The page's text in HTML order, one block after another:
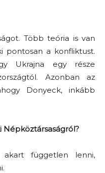
Több teória is van
pontosan a konfliktust.
Ukrajna egy része
Azonban az
Donyeck, inkább
Népköztársaságról?
független lenni,